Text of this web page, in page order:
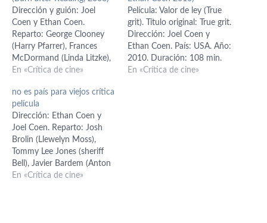
Dirección y guión: Joel
Coen y Ethan Coen.
Reparto: George Clooney
(Harry Pfarrer), Frances
McDormand (Linda Litzke),
John Malkovich (Osborne
Cox), Richard Jenkins (Ted),
Brad Pitt (Chad Feldheimer),
Elizabeth Marvel (Sandy
Pfarrer), J.K. Simmons (jefe
CIA). Producción: Joel Coen
y Ethan Coen. Música:
Carter Burwell. Fotografía:…
En «Crítica de cine»
Película: Valor de ley (True
grit). Título original: True grit.
Dirección: Joel Coen y
Ethan Coen. País: USA. Año:
2010. Duración: 108 min.
Género: Drama, western.
En «Crítica de cine»
no es país para viejos crítica
película
Dirección: Ethan Coen y
Joel Coen. Reparto: Josh
Brolin (Llewelyn Moss),
Tommy Lee Jones (sheriff
Bell), Javier Bardem (Anton
Chigurh), Woody Harrelson
En «Crítica de cine»